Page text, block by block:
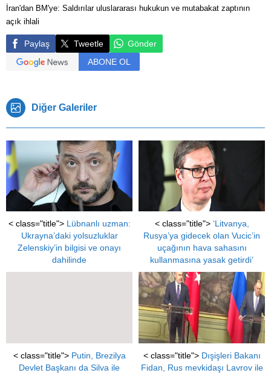
İran'dan BM'ye: Saldırılar uluslararası hukukun ve mutabakat zaptının
açık ihlali
Paylaş Tweetle
Gönder
ABONE OL
Diğer Galeriler
< class="title"> Lübnanlı uzman:
Ukrayna’daki yolsuzluklar
Zelenskiy’in bilgisi ve onayı
dahilinde
< class="title"> ‘Litvanya,
Rusya’ya gidecek olan Vucic’in
uçağının hava sahasını
kullanmasına yasak getirdi’
< class="title"> Putin, Brezilya
Devlet Başkanı da Silva ile
< class="title"> Dışişleri Bakanı
Fidan, Rus mevkidaşı Lavrov ile